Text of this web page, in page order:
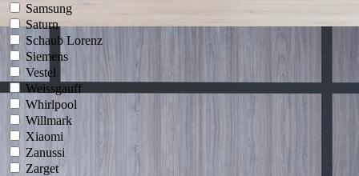
Samsung
Saturn
Schaub Lorenz
Siemens
Vestel
Weissgauff
Whirlpool
Willmark
Xiaomi
Zanussi
Zarget